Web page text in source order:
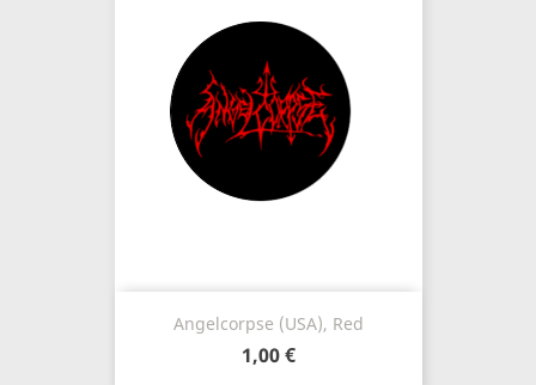
Angelcorpse (USA), Red
1,00 €